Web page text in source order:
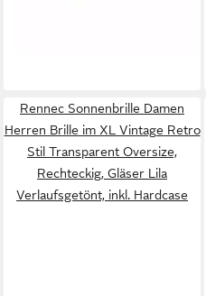
Rennec Sonnenbrille Damen
Herren Brille im XL Vintage Retro
Stil Transparent Oversize,
Rechteckig, Gläser Lila
Verlaufsgetönt, inkl. Hardcase